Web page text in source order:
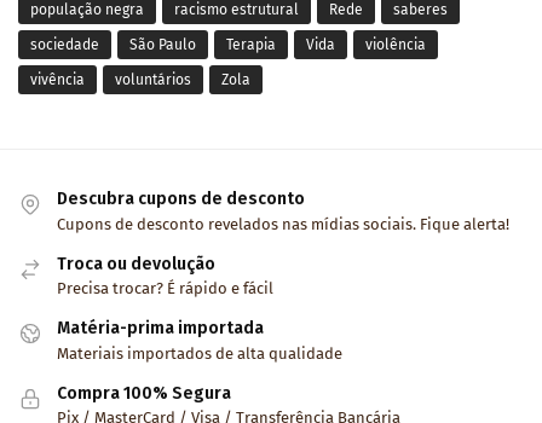
população negra racismo estrutural Rede saberes
sociedade São Paulo Terapia Vida violência
vivência voluntários Zola
Descubra cupons de desconto
Cupons de desconto revelados nas mídias sociais. Fique alerta!
Troca ou devolução
Precisa trocar? É rápido e fácil
Matéria-prima importada
Materiais importados de alta qualidade
Compra 100% Segura
Pix / MasterCard / Visa / Transferência Bancária